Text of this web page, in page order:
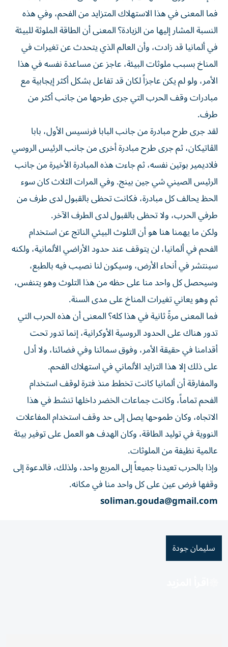
فما المعنى في هذا الاستهلاك المتزايد من الفحم، وفي هذه
النسبة المشار إليها من الزيادة؟ المعنى أن الطاقة الملوثة للبيئة
في ألمانيا قد زادت، وأن العالم الذي يتحدث عن تغيرات في
المناخ بسبب ملوثات البيئة، عاجز عن مساعدة نفسه في هذا
الأمر، ولو لم يكن عاجزاً لكان قد تفاعل بشكل أكثر إيجابية مع
مبادرات وقف الحرب التي جرى طرحها من جانب أكثر من
طرف.
لقد جرى طرح مبادرة من جانب البابا فرنسيس الأول، بابا
الڤاتيكان، ثم جرى طرح مبادرة أخرى من جانب الرئيس الروسي
فلاديمير بوتين نفسه، ثم جاءت هذه المبادرة الأخيرة من جانب
الرئيس الصيني شي جين بينج. وفي المرات الثلاث كان سوء
الحظ يحالف كل مبادرة، فكانت تحظى بالقبول لدى طرف من
طرفي الحرب، ولا تحظى بالقبول لدى الطرف الآخر.
ولكن ما يهمنا هنا هو أن التلوث البيئي الناتج عن استخدام
الفحم في ألمانيا، لن يتوقف عند حدود الأراضي الألمانية، ولكنه
سينتشر في أنحاء الأرض، وسيكون لنا نصيب فيه بالطبع،
وسيحصل كل واحد منا على حظه من هذا التلوث وهو يتنفس،
ثم وهو يعاني تغيرات المناخ على مدى السنة.
فما المعنى مرةً ثانية في هذا كله؟ المعنى أن هذه الحرب التي
تدور هناك على الحدود الروسية الأوكرانية، إنما تدور تحت
أقدامنا في حقيقة الأمر، وفوق سمائنا وفي فضائنا، ولا أدل
على ذلك إلا هذا التزايد الألماني في استهلاك الفحم.
والمفارقة أن ألمانيا كانت تخطط منذ فترة لوقف استخدام
الفحم تماماً، وكانت جماعات الخضر داخلها تنشط في هذا
الاتجاه، وكان طموحها يصل إلى حد وقف استخدام المفاعلات
النووية في توليد الطاقة، وكان الهدف هو العمل على توفير بيئة
عالمية نظيفة من الملوثات.
وإذا بالحرب تعيدنا جميعاً إلى المربع واحد، ولذلك، فالدعوة إلى
وقفها فرض عين على كل واحد منا في مكانه.
soliman.gouda@gmail.com
سليمان جودة